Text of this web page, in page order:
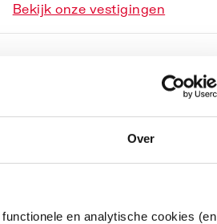
Over
en analytische cookies (en
Bekijk onze vestigingen